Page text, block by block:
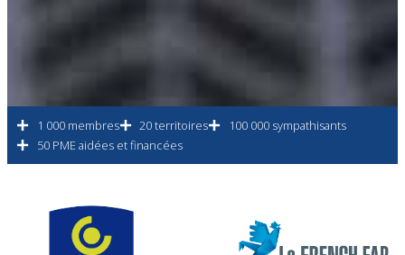
1 000 membres 20 territoires
100 000 sympathisants
50 PME aidées et financées